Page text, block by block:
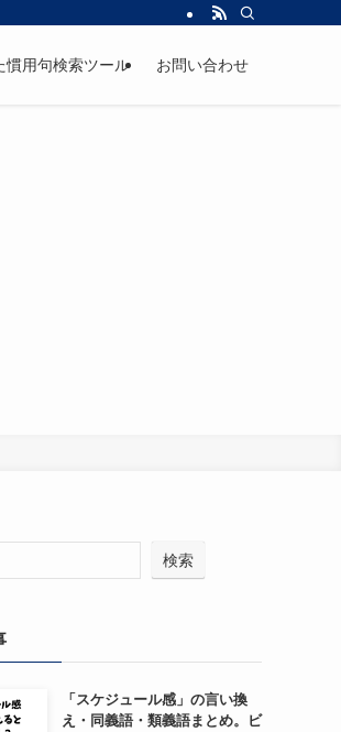
慣用句検索ツール お問い合わせ
検索
「スケジュール感」の言い換
え・同義語・類義語まとめ。ビ